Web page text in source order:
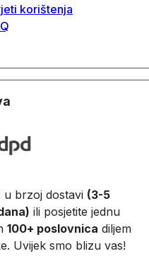
korištenja
u brzoj dostavi (3-5
ili posjetite jednu
100+ poslovnica diljem
Uvijek smo blizu vas!